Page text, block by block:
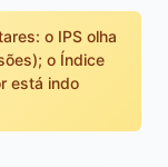
o IPS olha
o Índice
está indo